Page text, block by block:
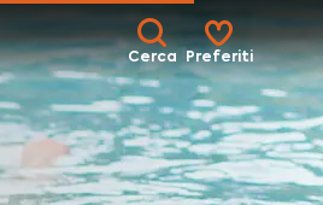
Cerca Preferiti